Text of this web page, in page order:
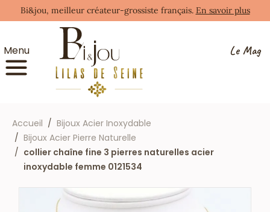
Bi&jou, meilleur créateur-grossiste français. En savoir plus
Menu Le Mag
Accueil
Bijoux Acier Inoxydable
Bijoux Acier Pierre Naturelle
collier chaîne fine 3 pierres naturelles acier
inoxydable femme 0121534